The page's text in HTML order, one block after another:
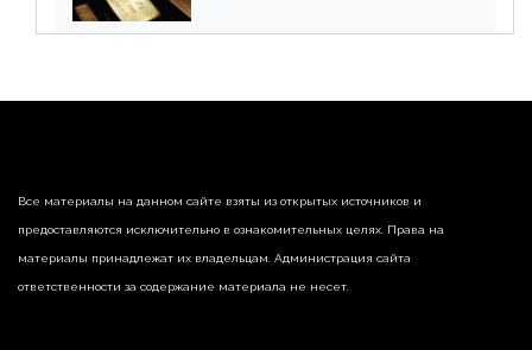
страны
Все материалы на данном сайте взяты из открытых источников и
предоставляются исключительно в ознакомительных целях. Права на
материалы принадлежат их владельцам. Администрация сайта
ответственности за содержание материала не несет.